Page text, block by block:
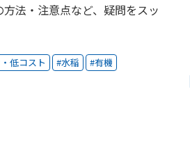
法・注意点など、疑問をスッ
低コスト 水稲 有機